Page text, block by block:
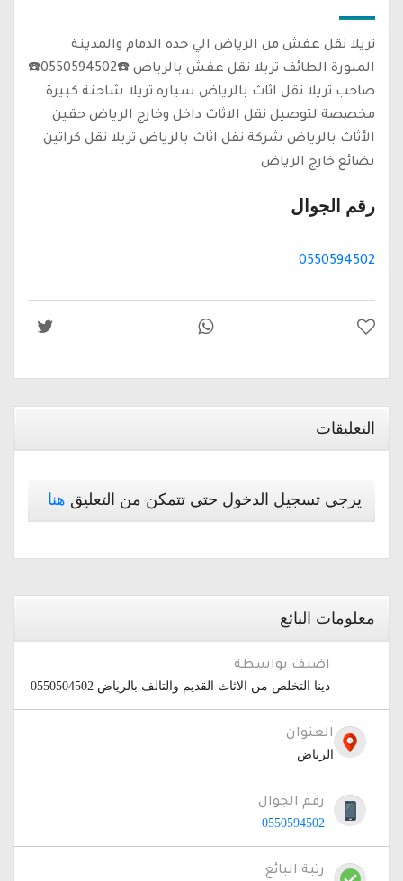
تريلا نقل عفش من الرياض الي جده الدمام والمدينة
المنورة الطائف تريلا نقل عفش بالرياض ☎️0550594502☎️
صاحب تريلا نقل اثاث بالرياض سياره تريلا شاحنة كبيرة
مخصصة لتوصيل نقل الاثاث داخل وخارج الرياض حقين
الأثاث بالرياض شركة نقل اثاث بالرياض تريلا نقل كراتين
بضائع خارج الرياض
رقم الجوال
0550594502
التعليقات
يرجي تسجيل الدخول حتي تتمكن من التعليق هنا
معلومات البائع
اضيف بواسطة
دينا التخلص من الاثاث القديم والتالف بالرياض 0550504502
العنوان
الرياض
رقم الجوال
0550594502
رتبة البائع